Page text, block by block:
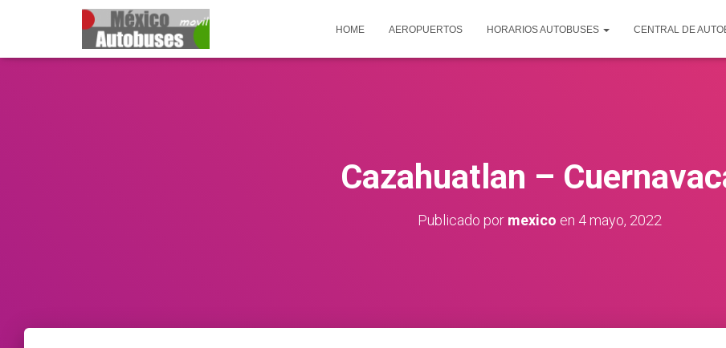
HOME AEROPUERTOS HORARIOS AUTOBUSES CENTRAL DE
Cazahuatlan –
Publicado por mexico en 4 mayo, 2022